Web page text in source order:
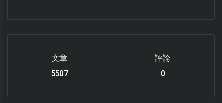
文章
6119
評論
0